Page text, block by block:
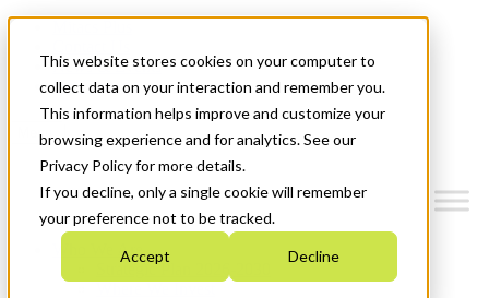
This website stores cookies on your computer to
collect data on your interaction and remember you.
This information helps improve and customize your
browsing experience and for analytics. See our
Privacy Policy for more details.
If you decline, only a single cookie will remember
your preference not to be tracked.
Accept Decline
News & Events
Get Started
Menu
Who We Are
Strategic Plan 2026-2030